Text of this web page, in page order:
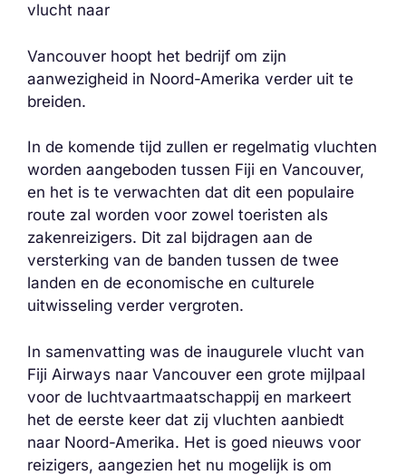
vlucht naar
Vancouver hoopt het bedrijf om zijn
aanwezigheid in Noord-Amerika verder uit te
breiden.
In de komende tijd zullen er regelmatig vluchten
worden aangeboden tussen Fiji en Vancouver,
en het is te verwachten dat dit een populaire
route zal worden voor zowel toeristen als
zakenreizigers. Dit zal bijdragen aan de
versterking van de banden tussen de twee
landen en de economische en culturele
uitwisseling verder vergroten.
In samenvatting was de inaugurele vlucht van
Fiji Airways naar Vancouver een grote mijlpaal
voor de luchtvaartmaatschappij en markeert
het de eerste keer dat zij vluchten aanbiedt
naar Noord-Amerika. Het is goed nieuws voor
reizigers, aangezien het nu mogelijk is om